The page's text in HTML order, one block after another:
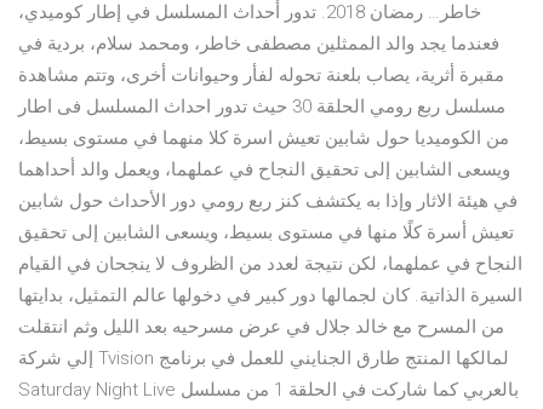
خاطر… رمضان 2018. تدور أحداث المسلسل في إطار كوميدي،
فعندما يجد والد الممثلين مصطفى خاطر، ومحمد سلام، بردية في
مقبرة أثرية، يصاب بلعنة تحوله لفأر وحيوانات أخرى، وتتم مشاهدة
مسلسل ربع رومي الحلقة 30 حيث تدور احداث المسلسل فى اطار
من الكوميديا حول شابين تعيش اسرة كلا منهما في مستوى بسيط،
ويسعى الشابين إلى تحقيق النجاح في عملهما، ويعمل والد أحداهما
في هيئة الاثار وإذا به يكتشف كنز ربع رومي دور الأحداث حول شابين
تعيش أسرة كلًا منها في مستوى بسيط، ويسعى الشابين إلى تحقيق
النجاح في عملهما، لكن نتيجة لعدد من الظروف لا ينجحان في القيام
السيرة الذاتية. كان لجمالها دور كبير في دخولها عالم التمثيل، بدايتها
من المسرح مع خالد جلال في عرض مسرحيه بعد الليل وثم انتقلت
إلي شركة Tvision لمالكها المنتج طارق الجنايني للعمل في برنامج
Saturday Night Live بالعربي كما شاركت في الحلقة 1 من مسلسل